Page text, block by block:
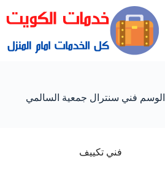
الوسم فني سنترال جمعية السالمي
فني تكييف